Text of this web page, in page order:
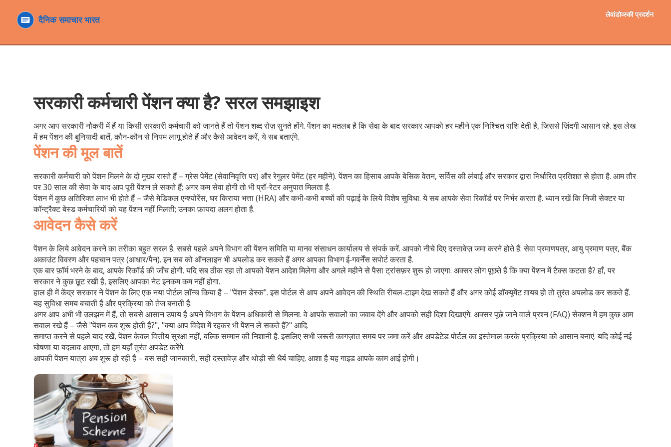
लेवांडोव्स्की प्रदर्शन
सरकारी कर्मचारी पेंशन क्या है? सरल समझाइश
अगर आप सरकारी नौकरी में हैं या किसी सरकारी कर्मचारी को जानते हैं तो पेंशन शब्द रोज़ सुनते होंगे. पेंशन का मतलब है कि सेवा के बाद सरकार आपको हर महीने एक निश्चित राशि देती है, जिससे ज़िंदगी आसान रहे. इस लेख
में हम पेंशन की बुनियादी बातें, कौन-कौन से नियम लागू होते हैं और कैसे आवेदन करें, ये सब बताएंगे.
पेंशन की मूल बातें
सरकारी कर्मचारी को पेंशन मिलने के दो मुख्य रास्ते हैं – ग्रेस पेमेंट (सेवानिवृत्ति पर) और रेगुलर पेमेंट (हर महीने). पेंशन का हिसाब आपके बेसिक वेतन, सर्विस की लंबाई और सरकार द्वारा निर्धारित प्रतिशत से होता है. आम तौर
पर 30 साल की सेवा के बाद आप पूरी पेंशन ले सकते हैं; अगर कम सेवा होगी तो भी प्रॉ-रेटर अनुपात मिलता है.
पेंशन में कुछ अतिरिक्त लाभ भी होते हैं – जैसे मेडिकल एन्श्योरेंस, घर किराया भत्ता (HRA) और कभी‑कभी बच्चों की पढ़ाई के लिये विशेष सुविधा. ये सब आपके सेवा रिकॉर्ड पर निर्भर करता है. ध्यान रखें कि निजी सेक्टर या
कॉन्ट्रैक्ट बेस्ड कर्मचारियों को यह पेंशन नहीं मिलती; उनका फ़ायदा अलग होता है.
आवेदन कैसे करें
पेंशन के लिये आवेदन करने का तरीका बहुत सरल है. सबसे पहले अपने विभाग की पेंशन समिति या मानव संसाधन कार्यालय से संपर्क करें. आपको नीचे दिए दस्तावेज़ जमा करने होते हैं: सेवा प्रमाणपत्र, आयु प्रमाण पत्र, बैंक
अकाउंट विवरण और पहचान पत्र (आधार/पैन). इन सब को ऑनलाइन भी अपलोड कर सकते हैं अगर आपका विभाग ई‑गवर्नेंस सपोर्ट करता है.
एक बार फ़ॉर्म भरने के बाद, आपके रिकॉर्ड की जाँच होगी. यदि सब ठीक रहा तो आपको पेंशन आदेश मिलेगा और अगले महीने से पैसा ट्रांसफ़र शुरू हो जाएगा. अक्सर लोग पूछते हैं कि क्या पेंशन में टैक्स कटता है? हाँ, पर
सरकार ने कुछ छूट रखी है, इसलिए आपका नेट इनकम कम नहीं होगा.
हाल ही में केंद्र सरकार ने पेंशन के लिए एक नया पोर्टल लॉन्च किया है – "पेंशन डेस्क". इस पोर्टल से आप अपने आवेदन की स्थिति रीयल‑टाइम देख सकते हैं और अगर कोई डॉक्यूमेंट ग़ायब हो तो तुरंत अपलोड कर सकते हैं.
यह सुविधा समय बचाती है और प्रक्रिया को तेज बनाती है.
अगर आप अभी भी उलझन में हैं, तो सबसे आसान उपाय है अपने विभाग के पेंशन अधिकारी से मिलना. वे आपके सवालों का जवाब देंगे और आपको सही दिशा दिखाएंगे. अक्सर पूछे जाने वाले प्रश्न (FAQ) सेक्शन में हम कुछ आम
सवाल रखे हैं – जैसे "पेंशन कब शुरू होती है?", "क्या आप विदेश में रहकर भी पेंशन ले सकते हैं?" आदि.
समाप्त करने से पहले याद रखें, पेंशन केवल वित्तीय सुरक्षा नहीं, बल्कि सम्मान की निशानी है. इसलिए सभी जरूरी कागज़ात समय पर जमा करें और अपडेटेड पोर्टल का इस्तेमाल करके प्रक्रिया को आसान बनाएं. यदि कोई नई
घोषणा या बदलाव आएगा, तो हम यहाँ तुरंत अपडेट करेंगे.
आपकी पेंशन यात्रा अब शुरू हो रही है – बस सही जानकारी, सही दस्तावेज़ और थोड़ी सी धैर्य चाहिए. आशा है यह गाइड आपके काम आई होगी।